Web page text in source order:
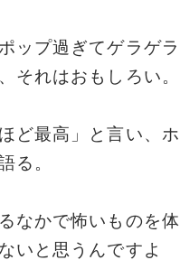
ップ過ぎてゲラゲラ
それはおもしろい。
ど最高」と言い、ホ
る。
なかで怖いものを体
いと思うんですよ